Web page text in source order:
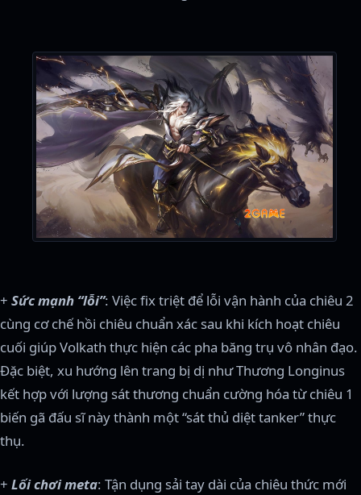
+ Sức mạnh “lỗi”: Việc fix triệt để lỗi vận hành của chiêu 2
cùng cơ chế hồi chiêu chuẩn xác sau khi kích hoạt chiêu
cuối giúp Volkath thực hiện các pha băng trụ vô nhân đạo.
Đặc biệt, xu hướng lên trang bị dị như Thương Longinus
kết hợp với lượng sát thương chuẩn cường hóa từ chiêu 1
biến gã đấu sĩ này thành một “sát thủ diệt tanker” thực
thụ.
+ Lối chơi meta: Tận dụng sải tay dài của chiêu thức mới